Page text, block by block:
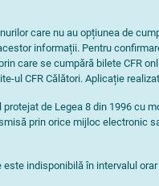
care nu au opțiunea de
informații. Pentru
care se cumpără bilete CFR
ul CFR Călători. Aplicație
de Legea 8 din 1996 cu
prin orice mijloc electronic
indisponibilă în intervalul orar